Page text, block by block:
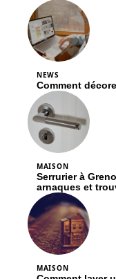
NEWS
Comment
MAISON
Serrurier à
arnaques et
MAISON